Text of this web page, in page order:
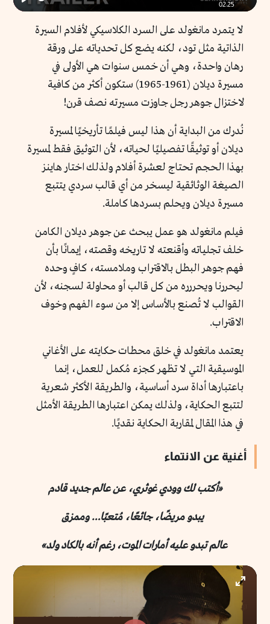
Play
02:25
لا يتمرد مانغولد على السرد الكلاسيكي لأفلام السيرة
الذاتية مثل تود، لكنه يضع كل تحدياته على ورقة
رهان واحدة، وهي أن خمس سنوات هي الأولى في
مسيرة ديلان (1961-1965) ستكون أكثر من كافية
لاختزال جوهر رجل جاوزت مسيرته نصف قرن!
نُدرك من البداية أن هذا ليس فيلمًا تأريخيًا لمسيرة
ديلان أو توثيقًا تفصيليًا لحياته، لأن التوثيق فقط لمسيرة
بهذا الحجم تحتاج لعشرة أفلام ولذلك اختار هاينز
الصيغة الوثائقية ليسخر من أي قالب سردي يتتبع
مسيرة ديلان ويحلم بسردها كاملة.
فيلم مانغولد هو عمل يبحث عن جوهر ديلان الكامن
خلف تجلياته وأقنعته لا تاريخه وقصته، إيمانًا بأن
فهم جوهر البطل بالاقتراب وملامسته، كافٍ وحده
ليحررنا ويحررره من كل قالب أو محاولة لسجنه، لأن
القوالب لا تُصنع بالأساس إلا من سوء الفهم وخوف
الاقتراب.
يعتمد مانغولد في خلق محطات حكايته على الأغاني
الموسيقية التي لا تظهر كجزء مُكمل للعمل، إنما
باعتبارها أداة سرد أساسية، والطريقة الأكثر شعرية
لتتبع الحكاية، ولذلك يمكن اعتبارها الطريقة الأمثل
في هذا المقال لمقاربة الحكاية نقديًا.
أغنية عن الانتماء
«أكتب لك وودي غوثري، عن عالم جديد قادم
يبدو مريضًا، جائعًا، مُتعبًا… وممزق
عالم تبدو عليه أمارات الموت، رغم أنه بالكاد ولد»